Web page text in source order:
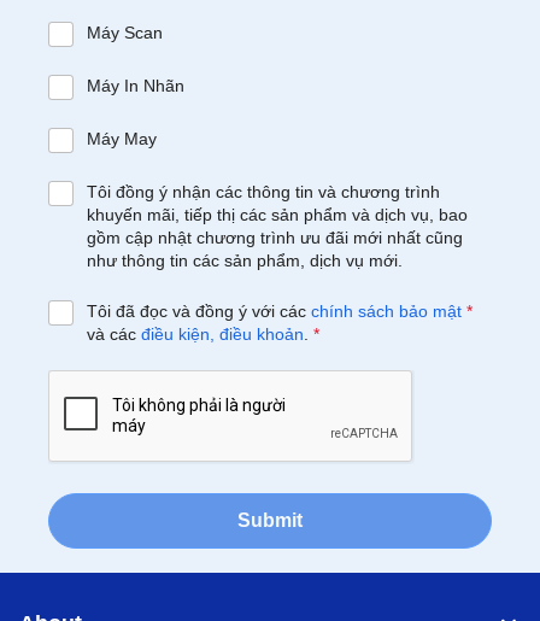
Máy Scan
Máy In Nhãn
Máy May
Tôi đồng ý nhận các thông tin và chương trình
khuyến mãi, tiếp thị các sản phẩm và dịch vụ, bao
gồm cập nhật chương trình ưu đãi mới nhất cũng
như thông tin các sản phẩm, dịch vụ mới.
Tôi đã đọc và đồng ý với các chính sách bảo mật *
và các điều kiện, điều khoản *
Submit